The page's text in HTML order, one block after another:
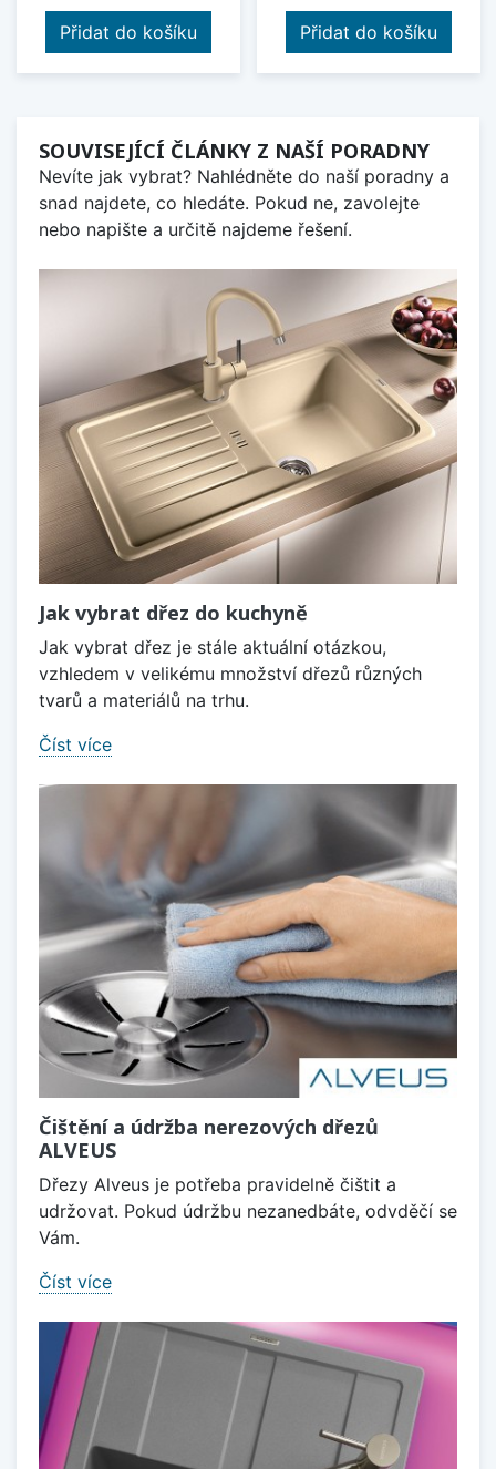
Přidat do košíku Přidat do košíku
SOUVISEJÍCÍ ČLÁNKY Z NAŠÍ PORADNY
Nevíte jak vybrat? Nahlédněte do naší poradny a
snad najdete, co hledáte. Pokud ne, zavolejte
nebo napište a určitě najdeme řešení.
Jak vybrat dřez do kuchyně
Jak vybrat dřez je stále aktuální otázkou,
vzhledem v velikému množství dřezů různých
tvarů a materiálů na trhu.
Číst více
Čištění a údržba nerezových dřezů
ALVEUS
Dřezy Alveus je potřeba pravidelně čištit a
udržovat. Pokud údržbu nezanedbáte, odvděčí se
Vám.
Číst více